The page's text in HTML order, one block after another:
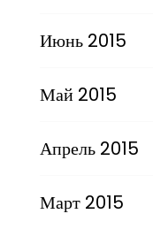
Июнь 2015
Май 2015
Апрель 2015
Март 2015